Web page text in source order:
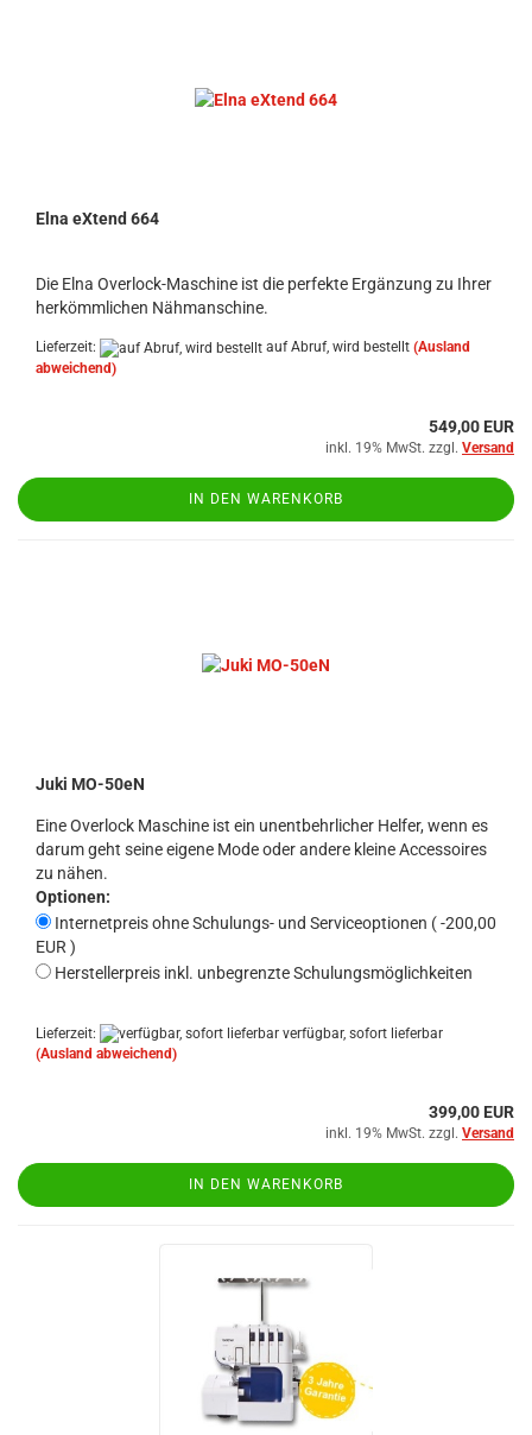
Elna eXtend 664
Die Elna Overlock-Maschine ist die perfekte Ergänzung zu Ihrer
herkömmlichen Nähmanschine.
Lieferzeit: auf Abruf, wird bestellt (Ausland
abweichend)
549,00 EUR
inkl. 19% MwSt. zzgl. Versand
IN DEN WARENKORB
Juki MO-50eN
Eine Overlock Maschine ist ein unentbehrlicher Helfer, wenn es
darum geht seine eigene Mode oder andere kleine Accessoires
zu nähen.
Optionen:
Internetpreis ohne Schulungs- und Serviceoptionen ( -200,00
EUR )
Herstellerpreis inkl. unbegrenzte Schulungsmöglichkeiten
Lieferzeit:
verfügbar, sofort lieferbar
(Ausland abweichend)
399,00 EUR
inkl. 19% MwSt. zzgl. Versand
IN DEN WARENKORB